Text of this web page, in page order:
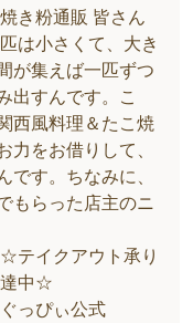
き粉通販 皆さん
は小さくて、大き
が集えば一匹ずつ
出すんです。こ
西風料理＆たこ焼
力をお借りして、
です。ちなみに、
もらった店主のニ
アウト承り
中☆
ぃ公式